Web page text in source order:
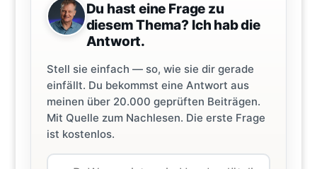
Du hast eine Frage zu
diesem Thema? Ich hab die
Antwort.
Stell sie einfach — so, wie sie dir gerade
einfällt. Du bekommst eine Antwort aus
meinen über 20.000 geprüften Beiträgen.
Mit Quelle zum Nachlesen. Die erste Frage
ist kostenlos.